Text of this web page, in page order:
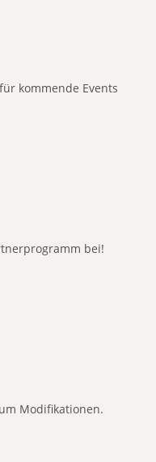
kommende Events
bei!
Modifikationen.